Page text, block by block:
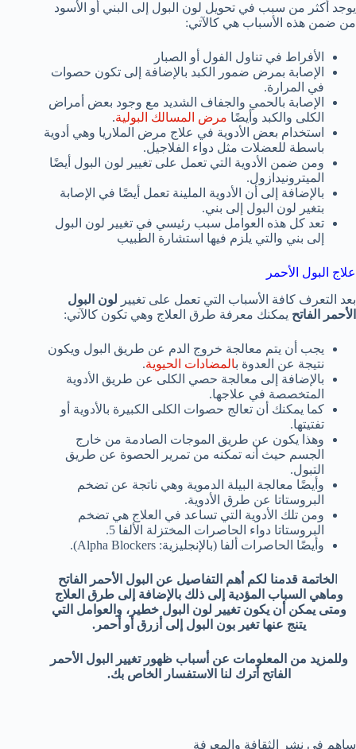
يوجد أكثر من سبب في تحويل لون البول إلى البني أو الأسود
من ضمن هذه الأسباب هي كالآتي:
الأفراط في تناول الفول أو الصبار
الإصابة بمرض ضمور الكبد بالإضافة إلى تكون حصوات
في المرارة.
الإصابة بالحمي والجفاف الشديد مع وجود بعض أمراض
الكلى والكبد وأيضًا مرض المسالك البولية.
استخدام بعض الأدوية في علاج مرض الملاريا وهي أدوية
باسطة للعضلات مثل دواء الفلاجيل.
ومن ضمن الأدوية التي تعمل على تغيير لون البول أيضًا
الميترونيدازول.
بالإضافة إلى أن الأدوية الملينة تعمل أيضًا في الإصابة
بتغير لون البول إلى بني.
تعد كل هذه العوامل سبب رئيسي في تغيير لون البول
إلى بني والتي يلزم فيها استشارة الطبيب
علاج البول الأحمر
بعد التعرف كافة الأسباب التي تعمل على تغيير لون البول
الأحمر الفاتح يمكنك معرفة طرق العلاج وهي تكون كالآتي:
يجب أن يتم معالجة خروج الدم عن طريق البول ويكون
نتيجة عن العدوة بالمضادات الحيوية.
بالإضافة إلى معالجة حصي الكلى عن طريق الأدوية
المتخصصة في علاجها.
كما يمكنك أن تعالج حصوات الكلى الكبيرة بالأدوية أو
تفتيتها.
وهذا يكون عن طريق الموجات الصادمة من خارج
الجسم حيث أنه تمكنه من تمرير الحصوة عن طريق
التبول.
وأيضًا معالجة البيلة الدموية وهي ناتجة عن تضخم
البروستاتا عن طرق الأدوية.
ومن تلك الأدوية التي تساعد في العلاج هي تضخم
البروستاتا دواء الحاصرات المختزلة الألفا 5.
وأيضًا الحاصرات ألفا (بالإنجليزية: Alpha Blockers).
لخاتمة قدمنا لكم أهم التفاصيل عن البول الأحمر الفاتح
وماهي السباب المؤدية إلى ذلك بالإضافة إلى طرق العلاج
ومتى يمكن أن يكون تغيير لون البول خطير، والعوامل التي
يتنج عنها تغير بون البول إلى أزرق أو أحمر.
وللمزيد من المعلومات عن أسباب ظهور تغيير البول الأحمر
الفاتح أترك لنا الاستفسار الخاص بك.
ساهم في نشر الثقافة والمعرفة